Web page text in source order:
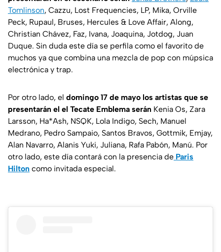
Tomlinson, Cazzu, Lost Frequencies, LP, Mika, Orville
Peck, Rupaul, Bruses, Hercules & Love Affair, Along,
Christian Chávez, Faz, Ivana, Joaquina, Jotdog, Juan
Duque. Sin duda este día se perfila como el favorito de
muchos ya que combina una mezcla de pop con múpsica
electrónica y trap.
Por otro lado, el domingo 17 de mayo los artistas que se
presentarán el el Tecate Emblema serán Kenia Os, Zara
Larsson, Ha*Ash, NSQK, Lola Indigo, Sech, Manuel
Medrano, Pedro Sampaio, Santos Bravos, Gottmik, Emjay,
Alan Navarro, Alanis Yuki, Juliana, Rafa Pabón, Manú. Por
otro lado, este día contará con la presencia de Paris
Hilton como invitada especial.